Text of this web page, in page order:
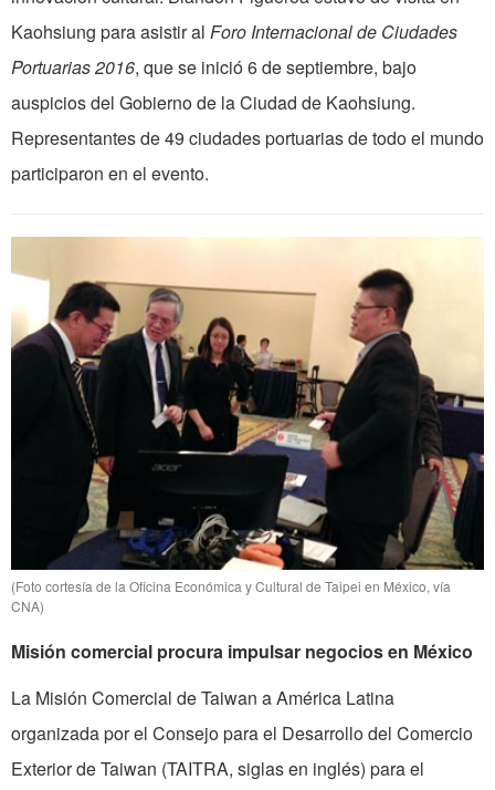
Kaohsiung para asistir al Foro Internacional de Ciudades
Portuarias 2016, que se inició 6 de septiembre, bajo
auspicios del Gobierno de la Ciudad de Kaohsiung.
Representantes de 49 ciudades portuarias de todo el mundo
participaron en el evento.
(Foto cortesía de la Oficina Económica y Cultural de Taipei en México, vía
CNA)
Misión comercial procura impulsar negocios en México
La Misión Comercial de Taiwan a América Latina
organizada por el Consejo para el Desarrollo del Comercio
Exterior de Taiwan (TAITRA, siglas en inglés) para el